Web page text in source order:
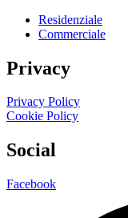
Residenziale
Commerciale
Privacy
Privacy Policy
Cookie Policy
Social
Facebook